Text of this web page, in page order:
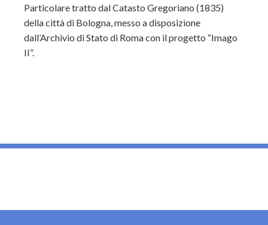
Particolare tratto dal Catasto Gregoriano (1835)
della città di Bologna, messo a disposizione
dall’Archivio di Stato di Roma con il progetto “Imago
II”.